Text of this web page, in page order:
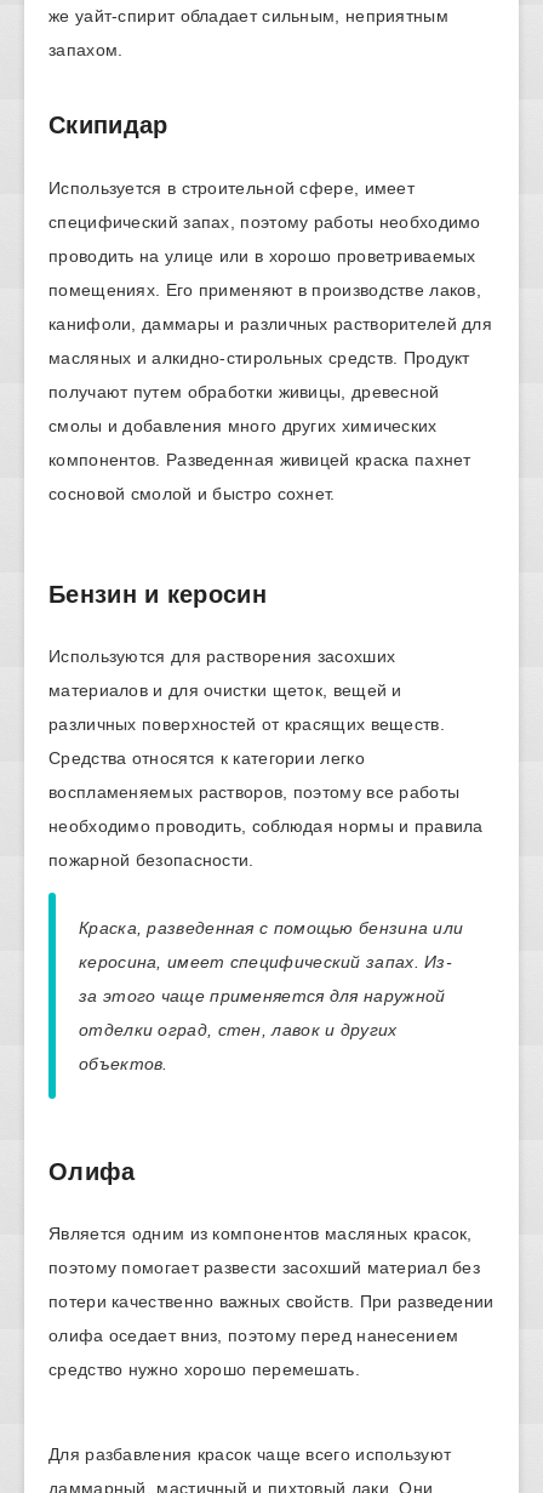
же уайт-спирит обладает сильным, неприятным
запахом.
Скипидар
Используется в строительной сфере, имеет
специфический запах, поэтому работы необходимо
проводить на улице или в хорошо проветриваемых
помещениях. Его применяют в производстве лаков,
канифоли, даммары и различных растворителей для
масляных и алкидно-стирольных средств. Продукт
получают путем обработки живицы, древесной
смолы и добавления много других химических
компонентов. Разведенная живицей краска пахнет
сосновой смолой и быстро сохнет.
Бензин и керосин
Используются для растворения засохших
материалов и для очистки щеток, вещей и
различных поверхностей от красящих веществ.
Средства относятся к категории легко
воспламеняемых растворов, поэтому все работы
необходимо проводить, соблюдая нормы и правила
пожарной безопасности.
Краска, разведенная с помощью бензина или
керосина, имеет специфический запах. Из-
за этого чаще применяется для наружной
отделки оград, стен, лавок и других
объектов.
Олифа
Является одним из компонентов масляных красок,
поэтому помогает развести засохший материал без
потери качественно важных свойств. При разведении
олифа оседает вниз, поэтому перед нанесением
средство нужно хорошо перемешать.
Для разбавления красок чаще всего используют
даммарный, мастичный и пихтовый лаки. Они